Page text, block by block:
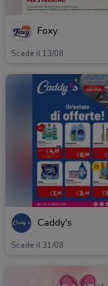
Foxy
Scade il 13/08
Caddy's
Scade il 31/08